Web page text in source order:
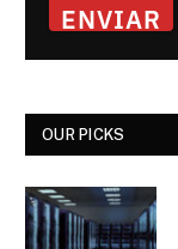
ENVIAR
OUR PICKS